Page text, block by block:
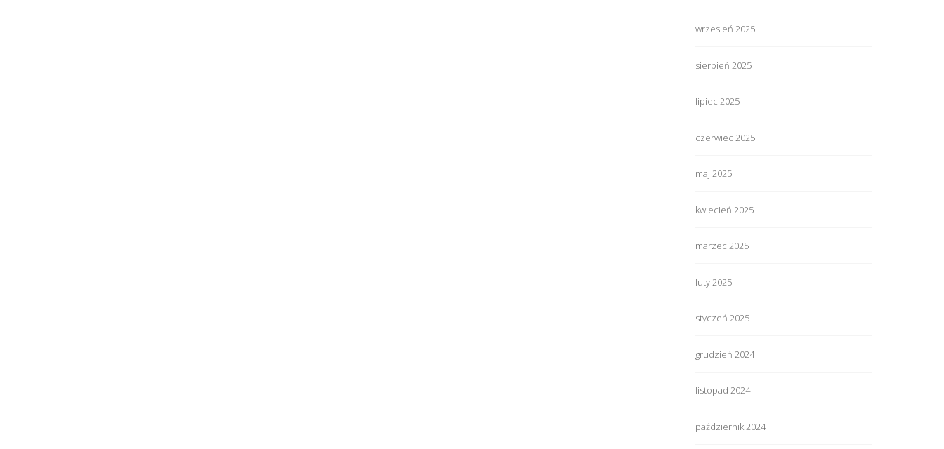
wrzesień 2025
sierpień 2025
lipiec 2025
czerwiec 2025
maj 2025
kwiecień 2025
marzec 2025
luty 2025
styczeń 2025
grudzień 2024
listopad 2024
październik 2024